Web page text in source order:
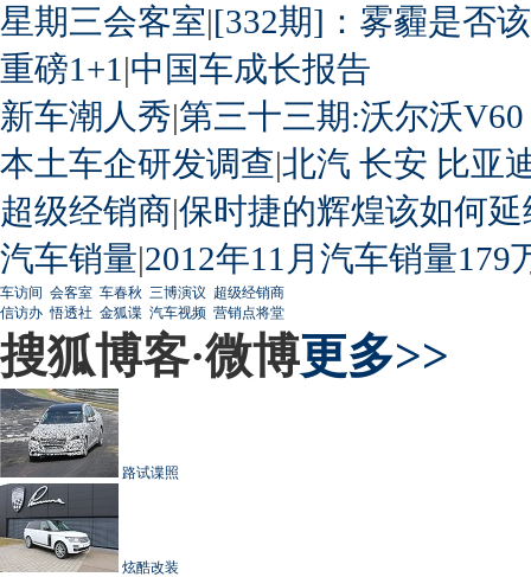
星期三会客室|[332期]：雾霾是否
重磅1+1 |中国车成长报告
新车潮人秀|第三十三期:沃尔沃
本土车企研发调查|北汽 长安 比亚
超级经销商|保时捷的辉煌该如何延
汽车销量|2012年11月汽车销量179
车访间 会客室 车春秋 三博演议 超级经销商
信访办 悟透社 金狐谍 汽车视频 营销点将堂
搜狐博客·微博更多>>
路试谍照
炫酷改装